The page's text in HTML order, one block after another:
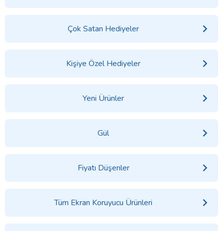
Çok Satan Hediyeler
Kişiye Özel Hediyeler
Yeni Ürünler
Gül
Fiyatı Düşenler
Tüm Ekran Koruyucu Ürünleri